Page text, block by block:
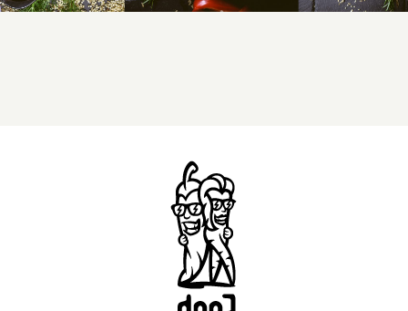
Savaitės meniu
D.U.K
Sąlygos ir taisyklės
Kontaktai